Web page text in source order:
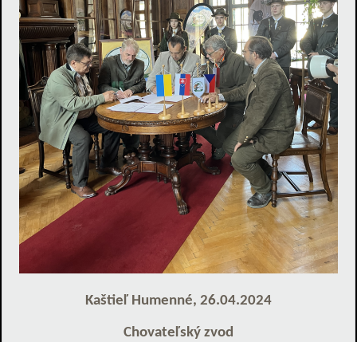
Kaštieľ Humenné, 26.04.2024
Chovateľský zvod